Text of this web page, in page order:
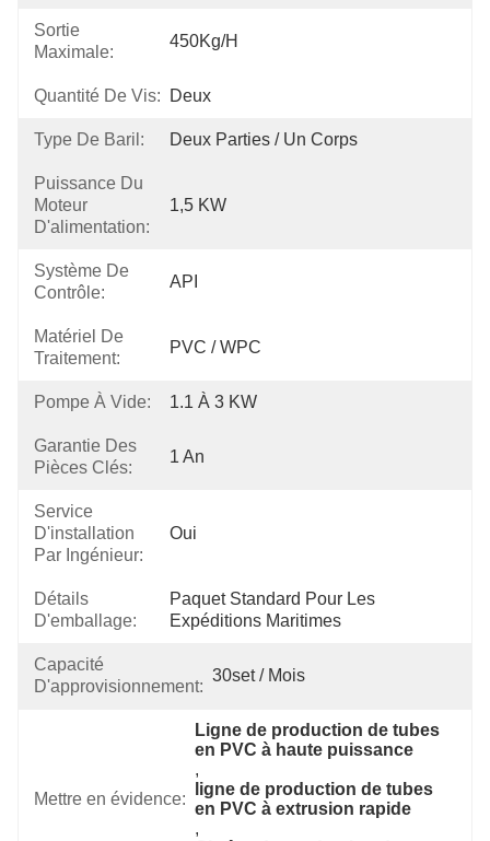
Sortie
Maximale:
450Kg/h
Quantité De Vis: Deux
Type De Baril: Deux Parties / Un Corps
Puissance Du
Moteur
D'alimentation:
1,5 KW
Système De
Contrôle:
API
Matériel De
Traitement:
PVC / WPC
Pompe À Vide: 1.1 À 3 KW
Garantie Des
Pièces Clés:
1 An
Service
D'installation
Par Ingénieur:
Oui
Détails
D'emballage:
Paquet Standard Pour Les
Expéditions Maritimes
Capacité
D'approvisionnement:
30set / Mois
Mettre en évidence:
Ligne de production de tubes
en PVC à haute puissance
,
ligne de production de tubes
en PVC à extrusion rapide
,